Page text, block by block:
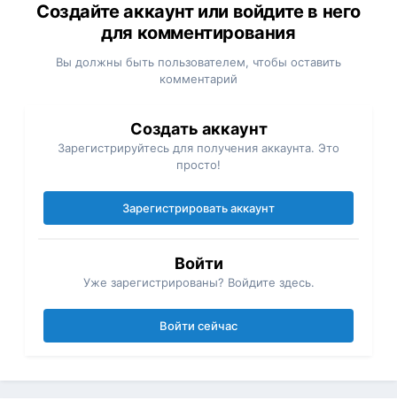
Создайте аккаунт или войдите в него
для комментирования
Вы должны быть пользователем, чтобы оставить
комментарий
Создать аккаунт
Зарегистрируйтесь для получения аккаунта. Это
просто!
Зарегистрировать аккаунт
Войти
Уже зарегистрированы? Войдите здесь.
Войти сейчас